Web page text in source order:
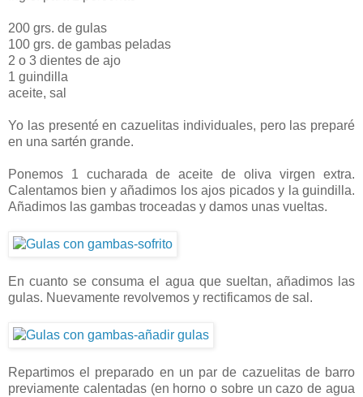
200 grs. de gulas
100 grs. de gambas peladas
2 o 3 dientes de ajo
1 guindilla
aceite, sal
Yo las presenté en cazuelitas individuales, pero las preparé
en una sartén grande.
Ponemos 1 cucharada de aceite de oliva virgen extra.
Calentamos bien y añadimos los ajos picados y la guindilla.
Añadimos las gambas troceadas y damos unas vueltas.
En cuanto se consuma el agua que sueltan, añadimos las
gulas. Nuevamente revolvemos y rectificamos de sal.
Repartimos el preparado en un par de cazuelitas de barro
previamente calentadas (en horno o sobre un cazo de agua